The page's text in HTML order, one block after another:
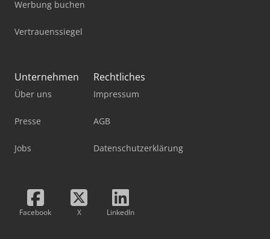
Werbung buchen
Vertrauenssiegel
Unternehmen
Über uns
Presse
Jobs
Rechtliches
Impressum
AGB
Datenschutzerklärung
Facebook X LinkedIn